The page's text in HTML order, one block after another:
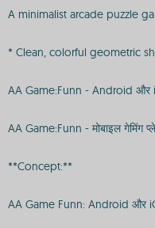
A minimalist arcade puzzle
* Clean, colorful geometric
AA Game:Funn - Android और
AA Game:Funn - मोबाइल गेमिंग
**Concept:**
AA Game Funn: Android और